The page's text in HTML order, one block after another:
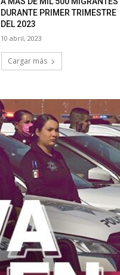
DURANTE PRIMER TRIMESTRE
DEL 2023
10 abril, 2023
Cargar más